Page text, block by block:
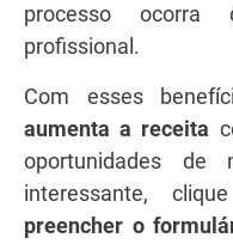
processo
profissional.
Com esses
aumenta a receita
oportunidades de
interessante,
preencher o